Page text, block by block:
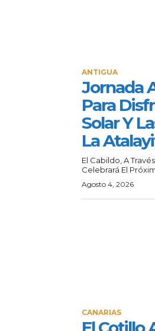
ANTIGUA
Jornada
Para
Solar Y
La
El Cabildo, A
Celebrará El
Agosto 4, 2026
CANARIAS